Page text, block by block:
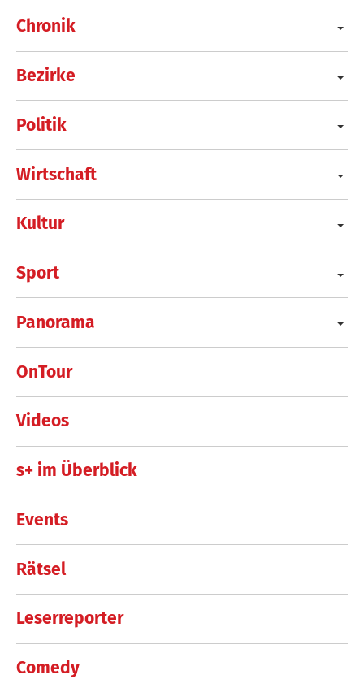
Chronik
Bezirke
Politik
Wirtschaft
Kultur
Sport
Panorama
OnTour
Videos
s+ im Überblick
Events
Rätsel
Leserreporter
Comedy